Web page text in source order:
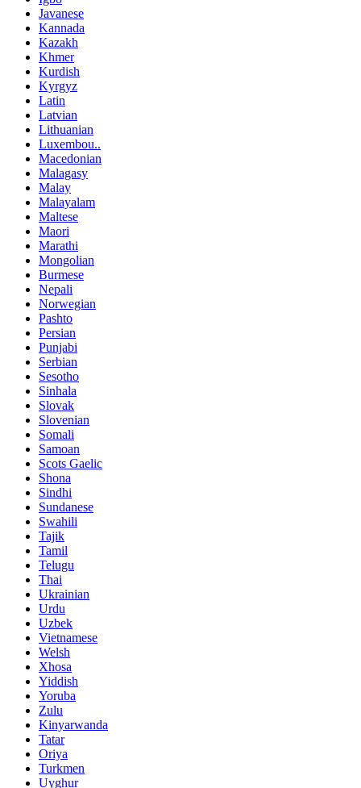
Javanese
Kannada
Kazakh
Khmer
Kurdish
Kyrgyz
Latin
Latvian
Lithuanian
Luxembou..
Macedonian
Malagasy
Malay
Malayalam
Maltese
Maori
Marathi
Mongolian
Burmese
Nepali
Norwegian
Pashto
Persian
Punjabi
Serbian
Sesotho
Sinhala
Slovak
Slovenian
Somali
Samoan
Scots Gaelic
Shona
Sindhi
Sundanese
Swahili
Tajik
Tamil
Telugu
Thai
Ukrainian
Urdu
Uzbek
Vietnamese
Welsh
Xhosa
Yiddish
Yoruba
Zulu
Kinyarwanda
Tatar
Oriya
Turkmen
Uyghur